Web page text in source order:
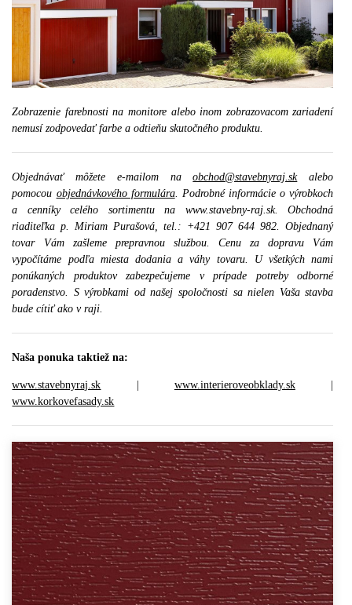
Zobrazenie farebnosti na monitore alebo inom zobrazovacom zariadení
nemusí zodpovedať farbe a odtieňu skutočného produktu.
Objednávať môžete e-mailom naobchod@stavebnyraj.skalebo
pomocou objednávkového formulára. Podrobné informácie o výrobkoch
a cenníky celého sortimentu na www.stavebny-raj.sk. Obchodná
riaditeľka p. Miriam Purašová, tel.: +421 907 644 982. Objednaný
tovar Vám zašleme prepravnou službou. Cenu za dopravu Vám
vypočítáme podľa miesta dodania a váhy tovaru. U všetkých nami
ponúkaných produktov zabezpečujeme v prípade potreby odborné
poradenstvo. S výrobkami od našej spoločnosti sa nielen Vaša stavba
bude cítiť ako v raji.
Naša ponuka taktiež na:
www.stavebnyraj.sk www.interieroveobklady.sk|
www.korkovefasady.sk